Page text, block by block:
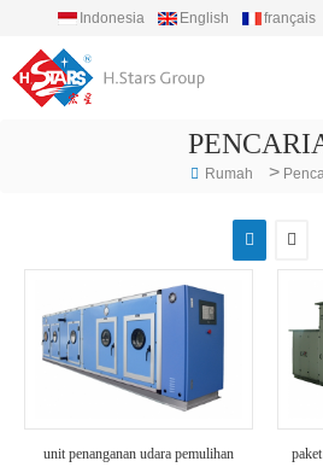
Indonesia English français
Rumah >
unit penanganan udara pemulihan